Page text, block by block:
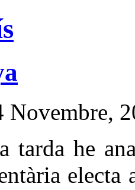
Novembre,
tarda he
electa